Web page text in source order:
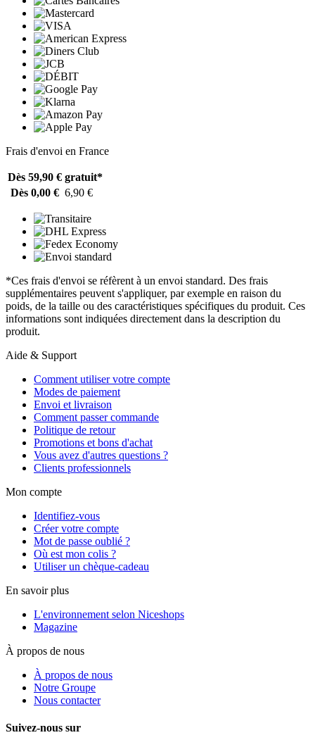
Frais d'envoi en France
Dès 59,90 € gratuit*
Dès 0,00 € 6,90 €
*Ces frais d'envoi se réfèrent à un envoi standard. Des frais
supplémentaires peuvent s'appliquer, par exemple en raison du
poids, de la taille ou des caractéristiques spécifiques du produit. Ces
informations sont indiquées directement dans la description du
produit.
Aide & Support
Comment utiliser votre compte
Modes de paiement
Envoi et livraison
Comment passer commande
Politique de retour
Promotions et bons d'achat
Vous avez d'autres questions ?
Clients professionnels
Mon compte
Identifiez-vous
Créer votre compte
Mot de passe oublié ?
Où est mon colis ?
Utiliser un chèque-cadeau
En savoir plus
L'environnement selon Niceshops
Magazine
À propos de nous
À propos de nous
Notre Groupe
Nous contacter
Suivez-nous sur